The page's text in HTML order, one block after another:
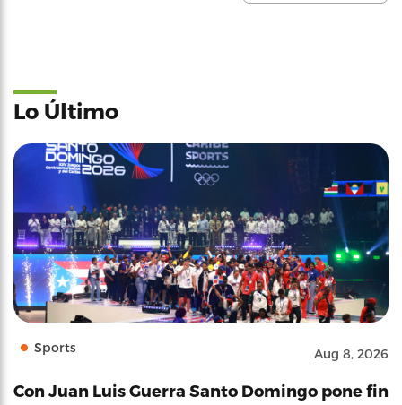
Lo Último
Sports Aug 8, 2026
Con Juan Luis Guerra Santo Domingo pone fin